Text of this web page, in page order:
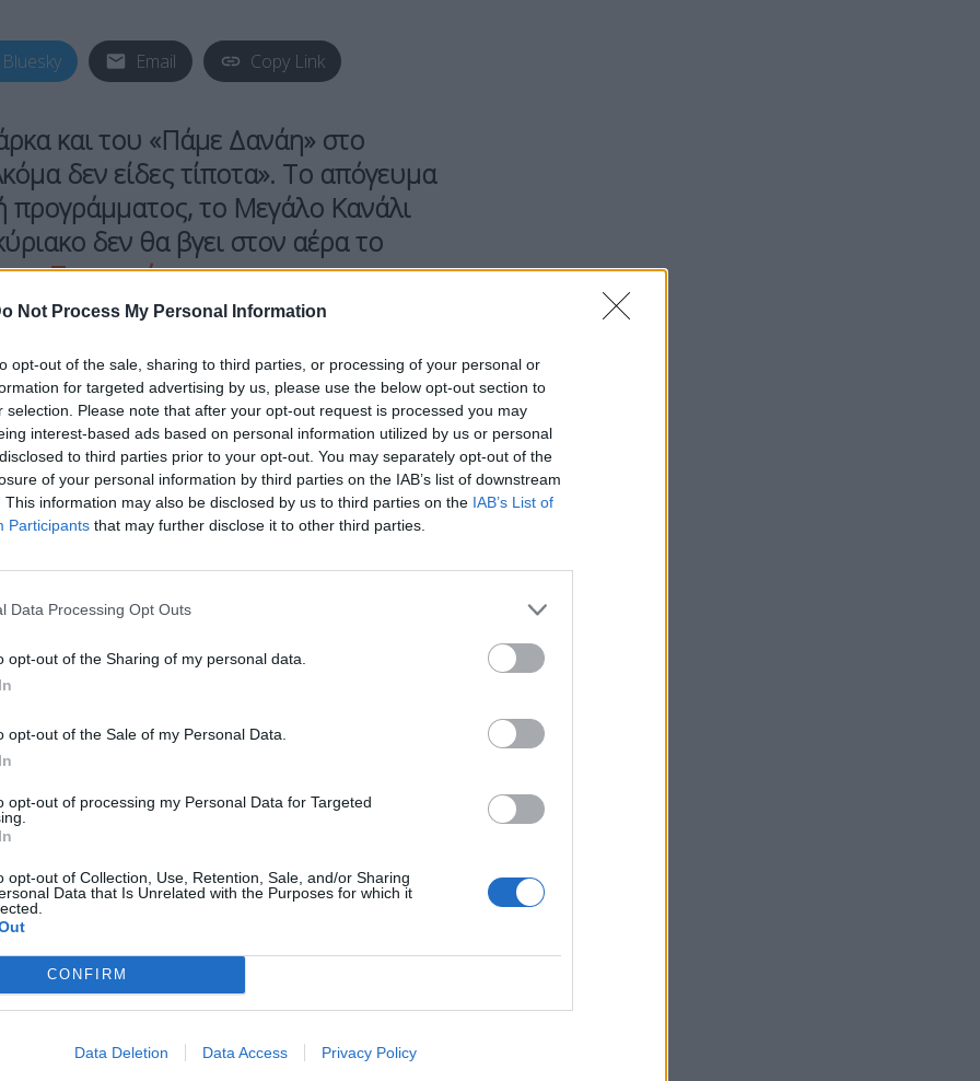
Not Process My Personal Information
opt-out of the sale, sharing to third parties, or processing of your personal or
for targeted advertising by us, please use the below opt-out section to
selection. Please note that after your opt-out request is processed you may
interest-based ads based on personal information utilized by us or personal
to third parties prior to your opt-out. You may separately opt-out of the
of your personal information by third parties on the IAB’s list of downstream
This information may also be disclosed by us to third parties on the IAB’s List of
Participants that may further disclose it to other third parties.
Data Processing Opt Outs
opt-out of the Sharing of my personal data.
opt-out of the Sale of my Personal Data.
opt-out of processing my Personal Data for Targeted
opt-out of Collection, Use, Retention, Sale, and/or Sharing
Data that Is Unrelated with the Purposes for which it
CONFIRM
Data Deletion Data Access Privacy Policy
Bluesky Email Copy Link
και του «Πάμε Δανάη» στο
δεν είδες τίποτα». Το απόγευμα
προγράμματος, το Μεγάλο Κανάλι
δεν θα βγει στον αέρα το
Τσουρού.
σήμερα το απόγευμα ενώ
Τη θέση του εν λόγω φορμάτ θα πάρει η
στις 13:40 στη θέση της εκπομπής
σειρά «ΕΙΣΑΙ ΤΟ ΤΑΙΡΙ ΜΟΥ»,
συντάκτες.
στο επίκεντρο του τηλεοπτικού
το MEGA τελειώνει. Τα ρεπορτάζ τον
καθημερινή μεσημεριανή ζώνη.